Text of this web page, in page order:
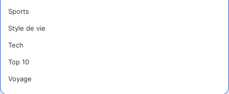
Sports
Style de vie
Tech
Top 10
Voyage